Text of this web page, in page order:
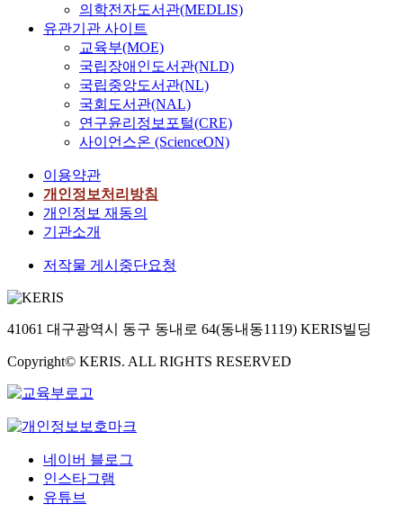
의학전자도서관(MEDLIS)
유관기관 사이트
교육부(MOE)
국립장애인도서관(NLD)
국립중앙도서관(NL)
국회도서관(NAL)
연구윤리정보포털(CRE)
사이언스온 (ScienceON)
이용약관
개인정보처리방침
개인정보 재동의
기관소개
저작물 게시중단요청
41061 대구광역시 동구 동내로 64(동내동1119) KERIS빌딩
Copyright© KERIS. ALL RIGHTS RESERVED
네이버 블로그
인스타그램
유튜브